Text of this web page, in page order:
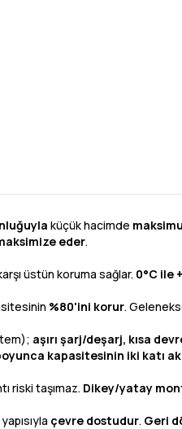
küçük hacimde
eder.
üstün koruma sağlar. 0°C ile
%80'ini korur.
aşırı şarj/deşarj, kısa
kapasitesinin iki katı
riski taşımaz. Dikey/yatay
çevre dostudur. Geri